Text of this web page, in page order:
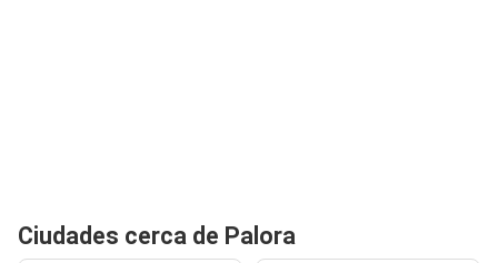
Ciudades cerca de Palora